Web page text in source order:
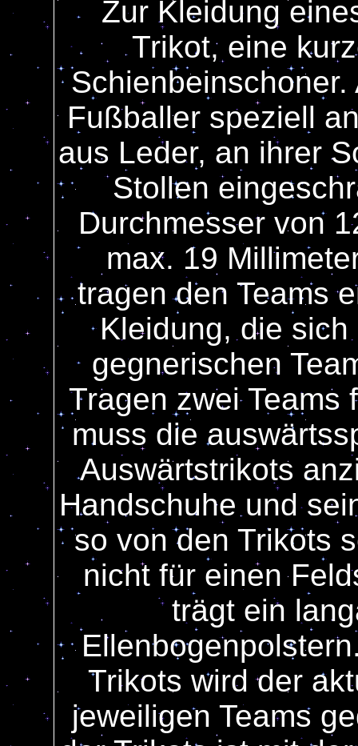
Zur Kleidung
Trikot, eine
Fußballer speziell
aus Leder, an ihrer
Stollen
Durchmesser von
max. 19
tragen den Teams
Kleidung, die
gegnerischen
Tragen zwei Teams
muss die
Auswärtstrikots
Handschuhe und
so von den Trikots
nicht für einen
trägt ein
Trikots wird der
jeweiligen Teams